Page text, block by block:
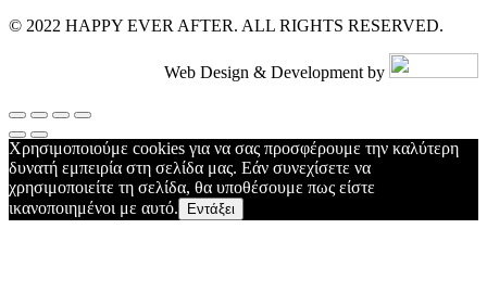
© 2022 HAPPY EVER AFTER. ALL RIGHTS RESERVED.
Web Design & Development by
Χρησιμοποιούμε cookies για να σας προσφέρουμε την καλύτερη
δυνατή εμπειρία στη σελίδα μας. Εάν συνεχίσετε να
χρησιμοποιείτε τη σελίδα, θα υποθέσουμε πως είστε
ικανοποιημένοι με αυτό.
Εντάξει